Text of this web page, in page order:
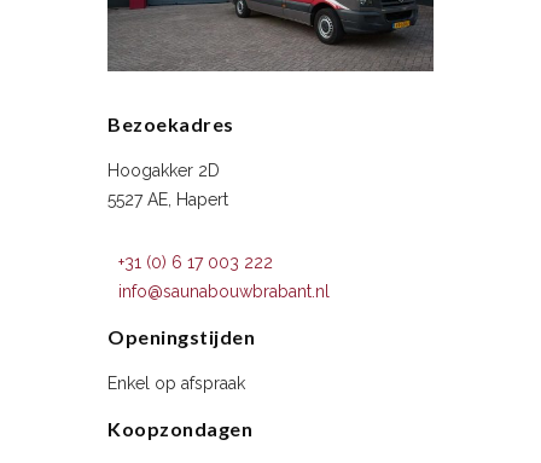
Bezoekadres
Hoogakker 2D
5527 AE, Hapert
+31 (0) 6 17 003 222
info@saunabouwbrabant.nl
Openingstijden
Enkel op afspraak
Koopzondagen